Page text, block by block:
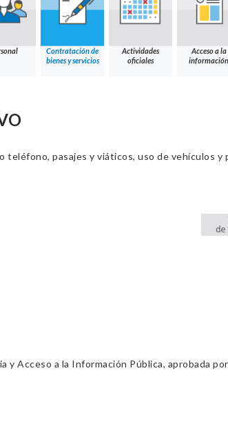
Contratación de
bienes y servicios
Actividades
oficiales
Acceso a la
información
pasajes y viáticos, uso de vehículos y
Acceso a la Información Pública, aprobada